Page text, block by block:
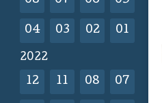
04 03 02 01
2022
12 11 08 07